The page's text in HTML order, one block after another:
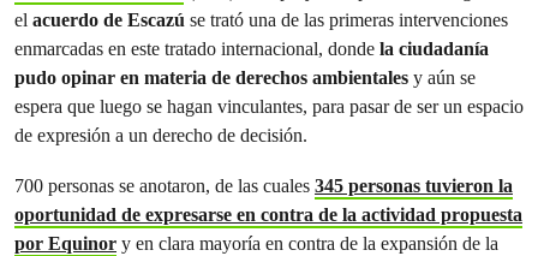
el acuerdo de Escazú se trató una de las primeras intervenciones
enmarcadas en este tratado internacional, donde la ciudadanía
pudo opinar en materia de derechos ambientales y aún se
espera que luego se hagan vinculantes, para pasar de ser un espacio
de expresión a un derecho de decisión.
700 personas se anotaron, de las cuales 345 personas tuvieron la
oportunidad de expresarse en contra de la actividad propuesta
por Equinor y en clara mayoría en contra de la expansión de la